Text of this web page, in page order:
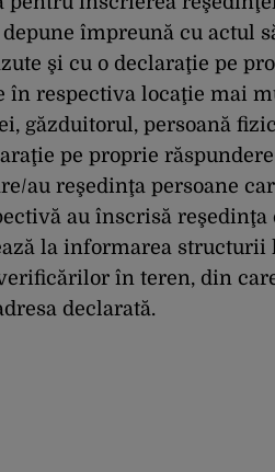
depune împreună cu actul
şi cu o declaraţie pe
în respectiva locaţie mai
găzduitorul, persoană
pe proprie
au reşedinţa persoane
au înscrisă
la informarea
în teren, din
declarată.